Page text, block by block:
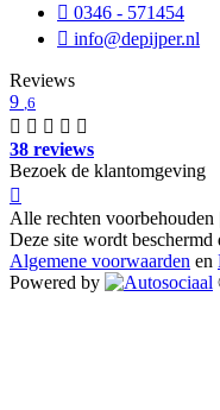
0346 - 571454
info@depijper.nl
Reviews
9 ,6
38 reviews
Bezoek de klantomgeving
Alle rechten voorbehouden |
Deze site wordt
Algemene voorwaarden en
Powered by